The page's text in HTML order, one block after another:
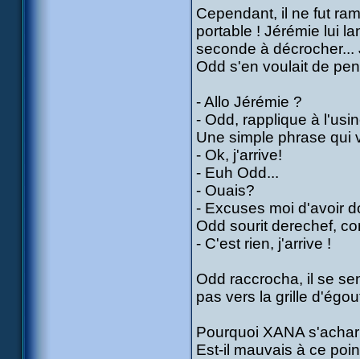
Cependant, il ne fut
portable ! Jérémie lui
seconde à
Odd s'en voulait de
- Allo Jérémie ?
- Odd, rapplique à
Une simple phrase qui
- Ok, j'arrive!
- Euh Odd...
- Ouais?
- Excuses moi d'avoir
Odd sourit derechef,
- C'est rien, j'arrive !
Odd raccrocha, il se
pas vers la grille
Pourquoi XANA
Est-il mauvais à ce